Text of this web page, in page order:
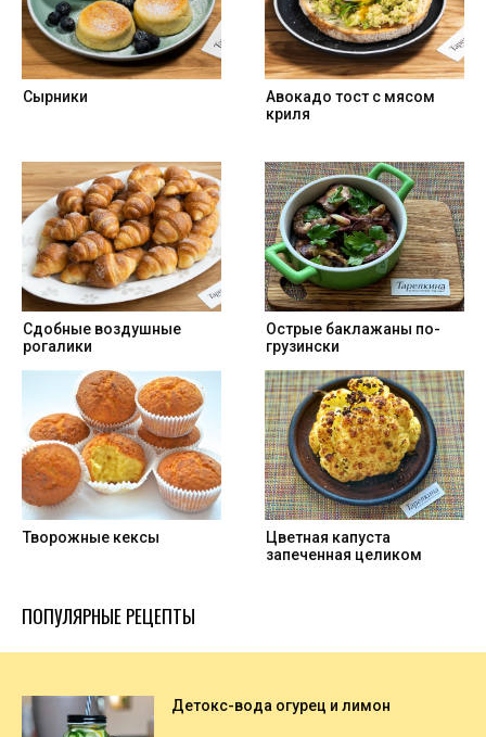
Сырники
Авокадо тост с мясом
криля
Cдобные воздушные
рогалики
Острые баклажаны по-
грузински
Творожные кексы
Цветная капуста
запеченная целиком
ПОПУЛЯРНЫЕ РЕЦЕПТЫ
Детокс-вода огурец и лимон